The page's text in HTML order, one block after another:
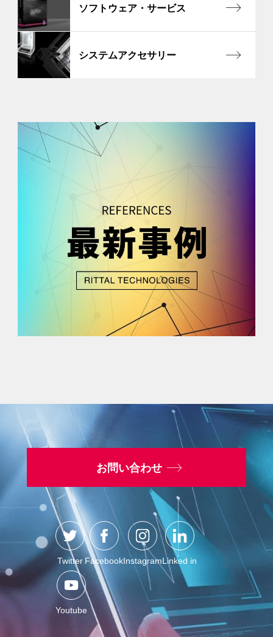
ソフトウェア・サービス
システムアクセサリー
お問い合わせ
Twitter FacebookInstagramLinked in
Youtube